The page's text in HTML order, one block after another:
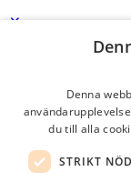
Logga in som
Lösenord
kom ihåg mig
Denna
du till alla
STRIKT